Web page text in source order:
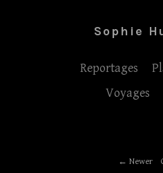
Sophie
Reportages
Voyages
Newer